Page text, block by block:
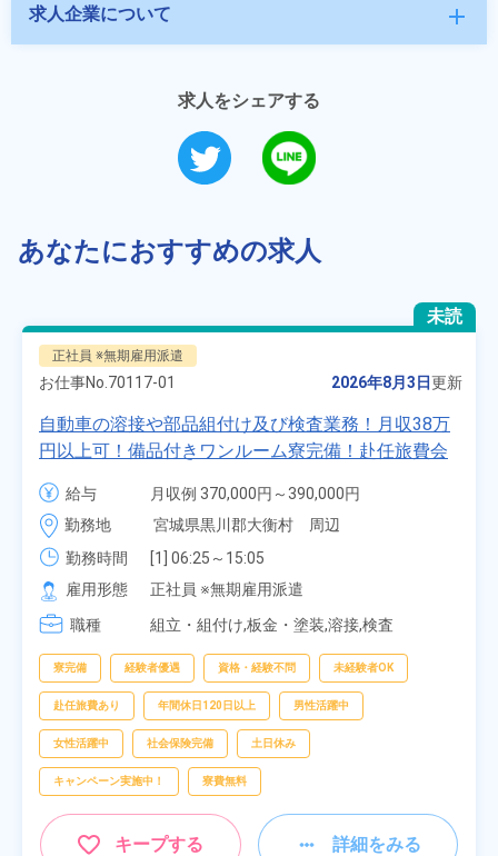
求人企業について add
求人をシェアする
あなたにおすすめの求人
未読
正社員 ※無期雇用派遣
お仕事No. 70117-01 2026年8月3日更新
自動車の溶接や部品組付け及び検査業務！月収38万
円以上可！備品付きワンルーム寮完備！赴任旅費会
社負担★人気の土日休み！昇給＆業績賞与あり！
車・バイク通勤可！無料駐車場あり！カップルでの
応募OK★《宮城県大衡村》
給与
月収例 370,000円～390,000円
時給 1,700円～1,700円
勤務地
宮城県黒川郡大衡村　周辺
勤務時間
[1] 06:25～15:05
[2] 16:00～00:40
[3] 16:30～01:10
[4] 08:00～16:40
雇用形態
正社員 ※無期雇用派遣
職種
組立・組付け,板金・塗装,溶接,検査
寮完備 経験者優遇 資格・経験不問 未経験者OK
赴任旅費あり 年間休日120日以上 男性活躍中
女性活躍中 社会保険完備 土日休み
キャンペーン実施中！ 寮費無料
キープする 詳細をみる